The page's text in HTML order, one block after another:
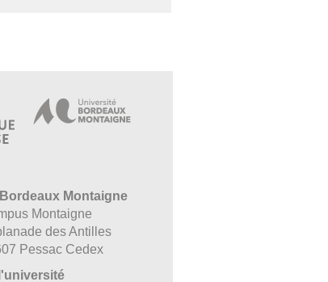
Montaigne
Montaigne
des Antilles
Pessac Cedex